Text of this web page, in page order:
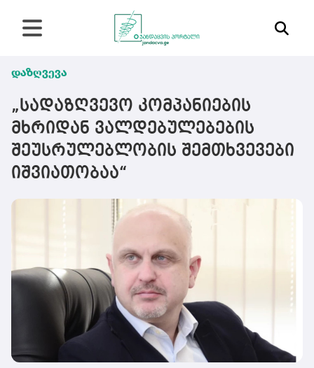
დაზღვევა
„სადაზღვევო კომპანიების
მხრიდან ვალდებულებების
შეუსრულებლობის შემთხვევები
იშვიათობაა“